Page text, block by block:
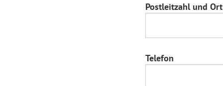
Postleitzahl und Ort
Telefon